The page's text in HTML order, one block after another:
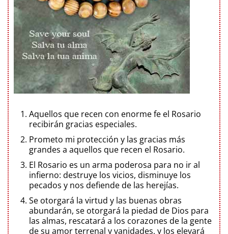
Aquellos que recen con enorme fe el Rosario
recibirán gracias especiales.
Prometo mi protección y las gracias más
grandes a aquellos que recen el Rosario.
El Rosario es un arma poderosa para no ir al
infierno: destruye los vicios, disminuye los
pecados y nos defiende de las herejías.
Se otorgará la virtud y las buenas obras
abundarán, se otorgará la piedad de Dios para
las almas, rescatará a los corazones de la gente
de su amor terrenal y vanidades, y los elevará